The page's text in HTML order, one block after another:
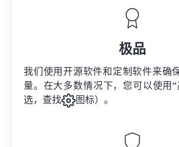
极品
我们使用开源软件和定制软件来确
量。在大多数情况下，您可以使用
选，查找
图标）。